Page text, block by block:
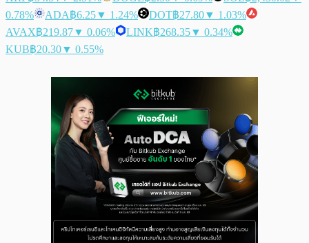
0.78%
ADA฿6.25▼ 1.24% DOT฿27.80▼ 1.03%
AVAX฿219.87▼ 0.06% LINK฿268.35▼ 0.34%
KUB฿20.30▼ 0.55%